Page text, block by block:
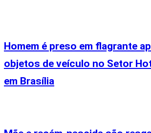
Homem é preso em flagrante
objetos de veículo no Setor
em Brasília